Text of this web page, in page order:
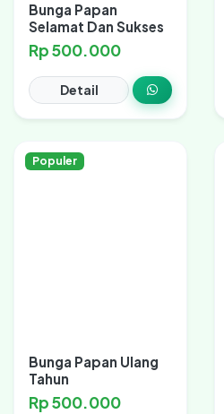
Bunga Papan
Selamat Dan Sukses
Rp 500.000
Detail
Populer
Bunga Papan Ulang
Tahun
Rp 500.000